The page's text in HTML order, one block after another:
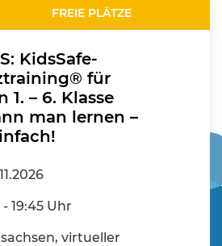
FREIE PLÄTZE
KidsSafe-
für
1. – 6. Klasse
man lernen –
- 19:45 Uhr
virtueller